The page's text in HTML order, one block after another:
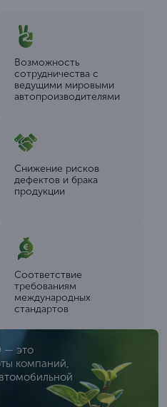
Возможность
сотрудничества с
ведущими мировыми
автопроизводителями
Снижение рисков
дефектов и брака
продукции
Соответствие
требованиям
международных
стандартов
— это
компаний,